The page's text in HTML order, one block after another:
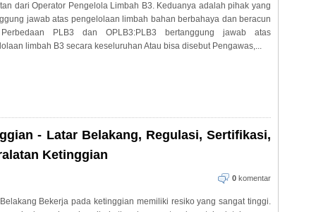
dari Operator Pengelola Limbah B3. Keduanya adalah pihak yang
jawab atas pengelolaan limbah bahan berbahaya dan beracun
PLB3 dan OPLB3:PLB3 bertanggung jawab atas
limbah B3 secara keseluruhan Atau bisa disebut Pengawas,...
- Latar Belakang, Regulasi, Sertifikasi,
Ketinggian
0 komentar
Bekerja pada ketinggian memiliki resiko yang sangat tinggi.